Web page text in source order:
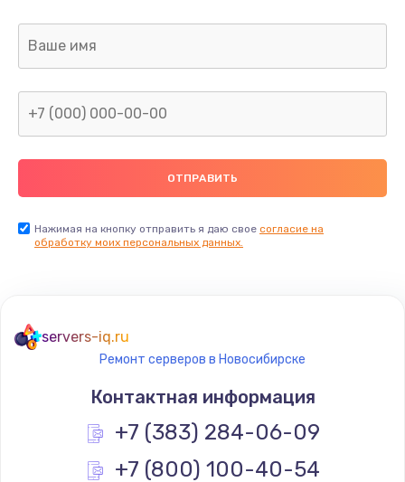
Замена системы охлаждения
1600 руб.
Замена термопасты
Заказать
Замена южного моста
2300 руб.
Заказать
Замена вебкамеры
Нажимая на кнопку отправить я даю свое согласие на
обработку моих персональных данных.
servers-iq.ru
Ремонт серверов в Новосибирске
Контактная информация
+7 (383) 284-06-09
+7 (800) 100-40-54